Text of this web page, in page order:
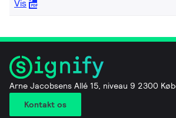
Vis
Arne Jacobsens Allé 15, niveau 9 2300
Kontakt os